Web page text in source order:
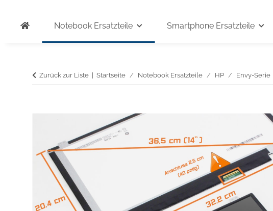
Notebook Ersatzteile Smartphone Ersatzteile
Zurück zur Liste Startseite Notebook Ersatzteile HP Envy-Serie